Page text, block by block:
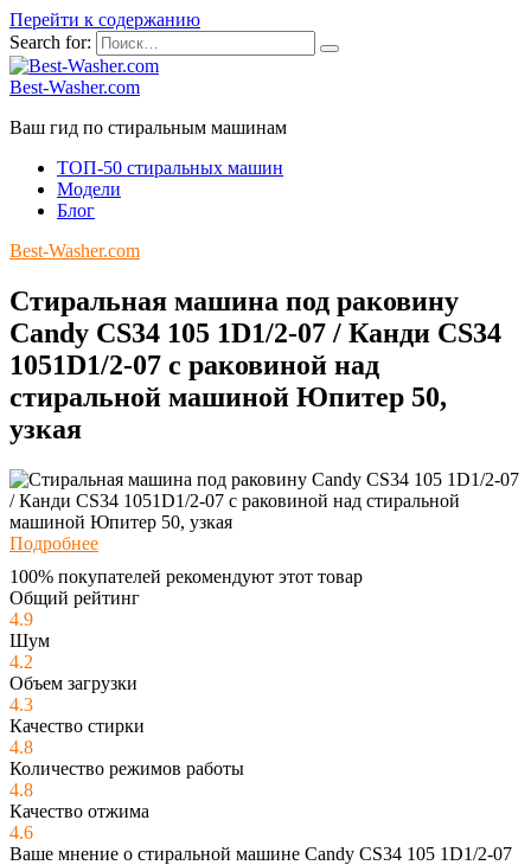
Перейти к содержанию
Search for:
Best-Washer.com
Ваш гид по стиральным машинам
ТОП-50 стиральных машин
Модели
Блог
Best-Washer.com
Стиральная машина под раковину
Candy CS34 105 1D1/2-07 / Канди CS34
1051D1/2-07 с раковиной над
стиральной машиной Юпитер 50,
узкая
Подробнее
100% покупателей рекомендуют этот товар
Общий рейтинг
4.9
Шум
4.2
Объем загрузки
4.3
Качество стирки
4.8
Количество режимов работы
4.8
Качество отжима
4.6
Ваше мнение о стиральной машине Candy CS34 105 1D1/2-07